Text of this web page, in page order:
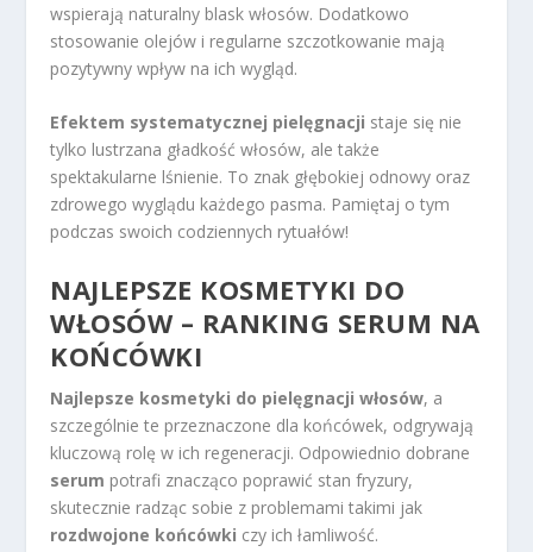
wspierają naturalny blask włosów. Dodatkowo
stosowanie olejów i regularne szczotkowanie mają
pozytywny wpływ na ich wygląd.
Efektem systematycznej pielęgnacji staje się nie
tylko lustrzana gładkość włosów, ale także
spektakularne lśnienie. To znak głębokiej odnowy oraz
zdrowego wyglądu każdego pasma. Pamiętaj o tym
podczas swoich codziennych rytuałów!
NAJLEPSZE KOSMETYKI DO
WŁOSÓW– RANKING SERUM NA
KOŃCÓWKI
Najlepsze kosmetyki do pielęgnacji włosów, a
szczególnie te przeznaczone dla końcówek, odgrywają
kluczową rolę w ich regeneracji. Odpowiednio dobrane
serum potrafi znacząco poprawić stan fryzury,
skutecznie radząc sobie z problemami takimi jak
rozdwojone końcówki czy ich łamliwość.